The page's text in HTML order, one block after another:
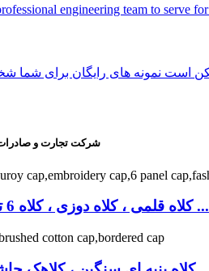
شرکت تجارت و صادرات
010001: کلاه قلمی ، کلاه دوزی ، کلاه 6 تابلو ...